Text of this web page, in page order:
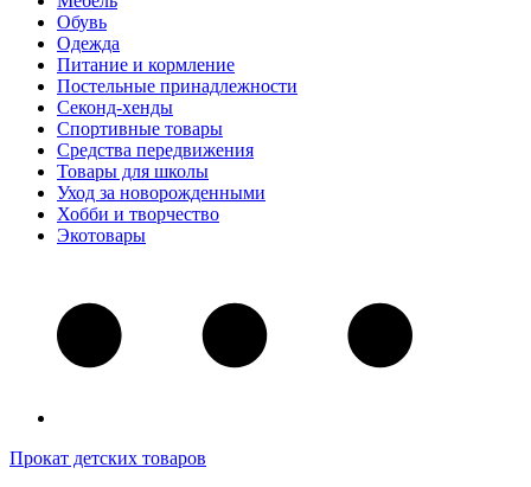
Обувь
Одежда
Питание и кормление
Постельные принадлежности
Секонд-хенды
Спортивные товары
Средства передвижения
Товары для школы
Уход за новорожденными
Хобби и творчество
Экотовары
Прокат детских товаров